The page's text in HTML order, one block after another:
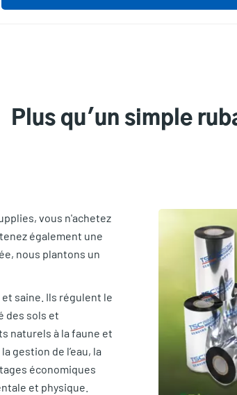
Plus qu'un simple
vous n'achetez
également une
nous plantons un
saine. Ils régulent le
des sols et
naturels à la faune et
gestion de l’eau, la
économiques
et physique.